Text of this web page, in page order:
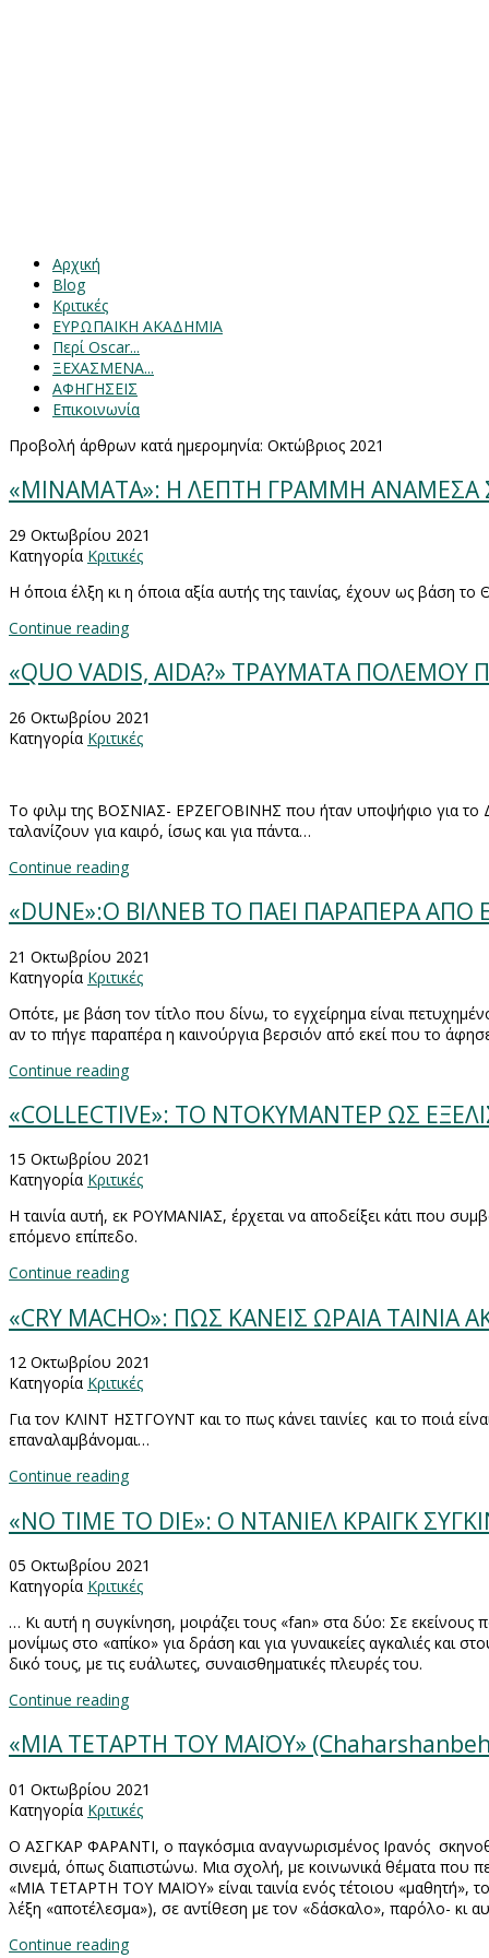
Αρχική
Blog
Κριτικές
ΕΥΡΩΠΑΙΚΗ ΑΚΑΔΗΜΙΑ
Περί Oscar...
ΞΕΧΑΣΜΕΝΑ...
ΑΦΗΓΗΣΕΙΣ
Επικοινωνία
Προβολή άρθρων κατά ημερομηνία: Οκτώβριος 2021
«ΜΙΝΑΜΑΤΑ»: Η ΛΕΠΤΗ ΓΡΑΜΜΗ ΑΝΑΜΕΣΑ
29 Οκτωβρίου 2021
Κατηγορία Κριτικές
Η όποια έλξη κι η όποια αξία αυτής της ταινίας, έχουν ως
Continue reading
«QUO VADIS, AIDA?» ΤΡΑΥΜΑΤΑ
26 Οκτωβρίου 2021
Κατηγορία Κριτικές
Το φιλμ της ΒΟΣΝΙΑΣ- ΕΡΖΕΓΟΒΙΝΗΣ που ήταν υποψήφιο για το
ταλανίζουν για καιρό, ίσως και για πάντα…
Continue reading
«DUNE»:Ο ΒΙΛΝΕΒ ΤΟ ΠΑΕΙ ΠΑΡΑΠΕΡΑ
21 Οκτωβρίου 2021
Κατηγορία Κριτικές
Οπότε, με βάση τον τίτλο που δίνω, το εγχείρημα είναι
αν το πήγε παραπέρα η καινούργια βερσιόν από εκεί που το
Continue reading
«COLLECTIVE»: ΤΟ ΝΤOΚΥΜΑΝΤΕΡ ΩΣ
15 Οκτωβρίου 2021
Κατηγορία Κριτικές
Η ταινία αυτή, εκ ΡΟΥΜΑΝΙΑΣ, έρχεται να αποδείξει κάτι που
επόμενο επίπεδο.
Continue reading
«CRY MACHO»: ΠΩΣ ΚΑΝΕΙΣ ΩΡΑΙΑ ΤΑΙΝΙΑ
12 Οκτωβρίου 2021
Κατηγορία Κριτικές
Για τον ΚΛΙΝΤ ΗΣΤΓΟΥΝΤ και το πως κάνει ταινίες και το ποιά
επαναλαμβάνομαι…
Continue reading
«NO TIME TO DIE»: Ο ΝΤΑΝΙΕΛ ΚΡΑΙΓΚ
05 Οκτωβρίου 2021
Κατηγορία Κριτικές
… Κι αυτή η συγκίνηση, μοιράζει τους «fan» στα δύο: Σε εκείνους
μονίμως στο «απίκο» για δράση και για γυναικείες αγκαλιές
δικό τους, με τις ευάλωτες, συναισθηματικές πλευρές του.
Continue reading
«ΜΙΑ ΤΕΤΑΡΤΗ ΤΟΥ ΜΑΪΟΥ»
01 Οκτωβρίου 2021
Κατηγορία Κριτικές
Ο ΑΣΓΚΑΡ ΦΑΡΑΝΤΙ, ο παγκόσμια αναγνωρισμένος Ιρανός
σινεμά, όπως διαπιστώνω. Μια σχολή, με κοινωνικά θέματα που
«ΜΙΑ ΤΕΤΑΡΤΗ ΤΟΥ ΜΑΪΟΥ» είναι ταινία ενός τέτοιου «μαθητή»,
λέξη «αποτέλεσμα»), σε αντίθεση με τον «δάσκαλο», παρόλο- κι
Continue reading